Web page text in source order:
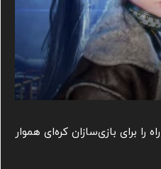
یوشیدا: موفقیت Stellar Blade راه را برای بازی‌سازان کره‌ای هموار